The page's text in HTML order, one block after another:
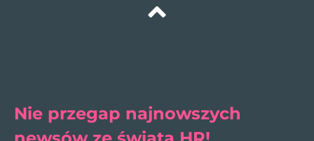
Nie przegap najnowszych